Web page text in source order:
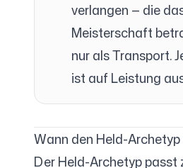
verlangen — die
Meisterschaft
nur als Transport.
ist auf Leistung
Wann den Held-Archetyp
Der Held-Archetyp passt